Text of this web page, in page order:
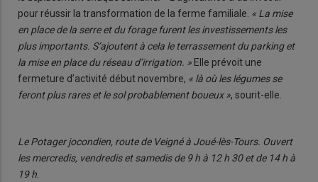
pour réussir la transformation de la ferme familiale. « La mise
en place de la serre et du forage furent les investissements les
plus importants. S’ajoutent à cela le terrassement du parking et
la mise en place du réseau d’irrigation. » Elle prévoit une
fermeture d’activité début novembre, « là où les légumes se
feront plus rares et le sol probablement boueux », sourit-elle.
Le Potager jocondien, route de Veigné à Joué-lès-Tours. Ouvert
les mercredis, vendredis et samedis de 9 h à 12 h 30 et de 14 h à
19 h